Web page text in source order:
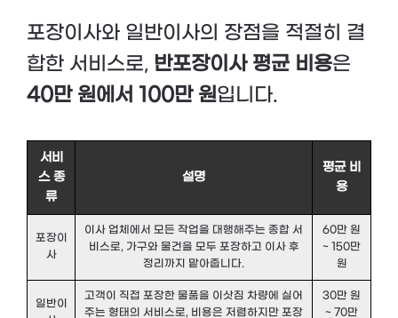
포장이사와 일반이사의 장점을 적절히 결
합한 서비스로, 반포장이사 평균 비용은
40만 원에서 100만 원입니다.
서비
스 종
류
설명
평균 비
용
포장이
사
이사 업체에서 모든 작업을 대행해주는 종합 서
비스로, 가구와 물건을 모두 포장하고 이사 후
정리까지 맡아줍니다.
60만 원
~ 150만
원
일반이
고객이 직접 포장한 물품을 이삿짐 차량에 실어
주는 형태의 서비스로, 비용은 저렴하지만 포장
30만 원
~ 70만